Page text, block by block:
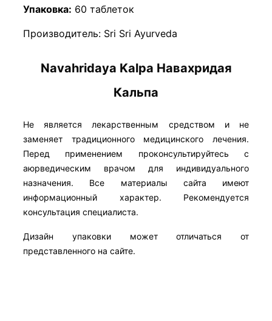
Упаковка: 60 таблеток
Производитель: Sri Sri Ayurveda
Navahridaya Kalpa Навахридая
Кальпа
Не является лекарственным средством и не
заменяет традиционного медицинского лечения.
Перед применением проконсультируйтесь с
аюрведическим врачом для индивидуального
назначения. Все материалы сайта имеют
информационный характер. Рекомендуется
консультация специалиста.
Дизайн упаковки может отличаться от
представленного на сайте.